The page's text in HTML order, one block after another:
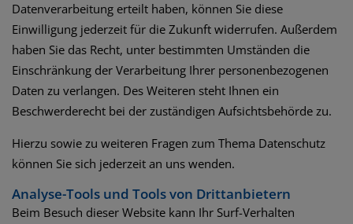
Datenverarbeitung erteilt haben, können Sie diese
Einwilligung jederzeit für die Zukunft widerrufen. Außerdem
haben Sie das Recht, unter bestimmten Umständen die
Einschränkung der Verarbeitung Ihrer personenbezogenen
Daten zu verlangen. Des Weiteren steht Ihnen ein
Beschwerderecht bei der zuständigen Aufsichtsbehörde zu.
Hierzu sowie zu weiteren Fragen zum Thema Datenschutz
können Sie sich jederzeit an uns wenden.
Analyse-Tools und Tools von Dritt­anbietern
Beim Besuch dieser Website kann Ihr Surf-Verhalten